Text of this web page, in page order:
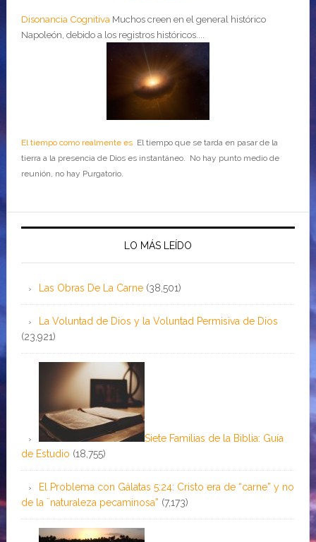
Disonancia Cognitiva Muchos creen en el general histórico
Napoleón, debido a los registros históricos....
El tiempo como realmente esEl tiempo que se tarda en pasar de la
tierra a la presencia de Dios es instantáneo. No hay punto medio de
reunión, no hay Purgatorio.
LO MÁS LEÍDO
Las Obras De La Carne (38,501)
La Voluntad de Dios y la Voluntad Permisiva de Dios
(23,921)
Siete Familias de la Biblia: Guía
de Estudio (18,755)
El Problema con Gálatas 5:24: Cristo era de “carne” y no
de la ¨naturaleza pecaminosa” (7,173)